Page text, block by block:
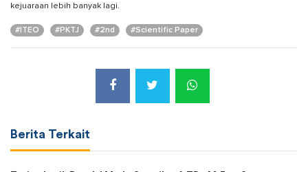
kejuaraan lebih banyak lagi.
#ITEO #PKTJ #2nd #Scientific Paper
Berita Terkait